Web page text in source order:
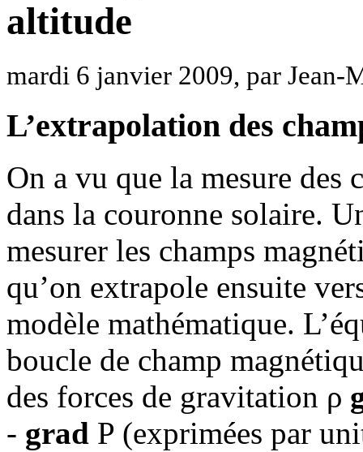
altitude
mardi 6 janvier 2009, par
L’extrapolation des
On a vu que la mesure des
dans la couronne solaire.
mesurer les champs
qu’on extrapole ensuite
modèle mathématique.
boucle de champ
des forces de gravitation ρ
- grad P (exprimées par